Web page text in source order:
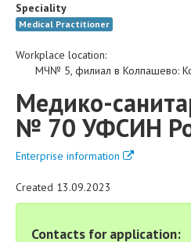
Speciality
Medical Practitioner
Workplace location:
МЧ№ 5, филиал в Колпашево:
Медико-
№ 70 УФСИН
Enterprise information
Created 13.09.2023
Contacts for application: